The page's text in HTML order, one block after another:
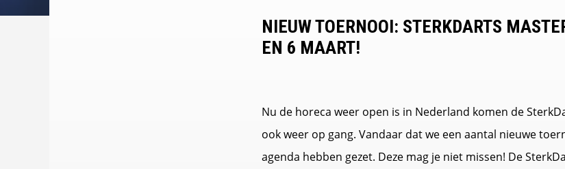
NIEUW TOERNOOI: STERKDARTS
EN 6 MAART!
Nu de horeca weer open is in Nederland komen de
ook weer op gang. Vandaar dat we een aantal nieuwe
agenda hebben gezet. Deze mag je niet missen! De